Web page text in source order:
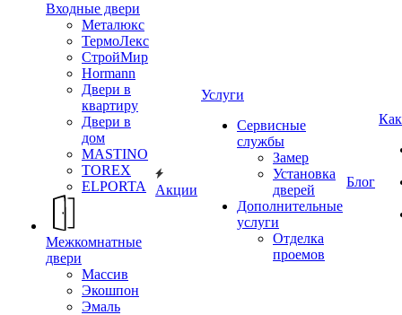
Входные двери
Металюкс
ТермоЛекс
СтройМир
Hormann
Двери в
квартиру
Двери в
дом
MASTINO
TOREX
ELPORTA
Межкомнатные
двери
Массив
Экошпон
Эмаль
Акции
Услуги
Сервисные
службы
Замер
Установка
дверей
Дополнительные
услуги
Отделка
проемов
Блог